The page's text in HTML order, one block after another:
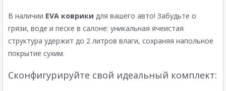
В наличии EVA коврики для вашего авто! Забудьте о
грязи, воде и песке в салоне: уникальная ячеистая
структура удержит до 2 литров влаги, сохраняя напольное
покрытие сухим.
Сконфигурируйте свой идеальный комплект: